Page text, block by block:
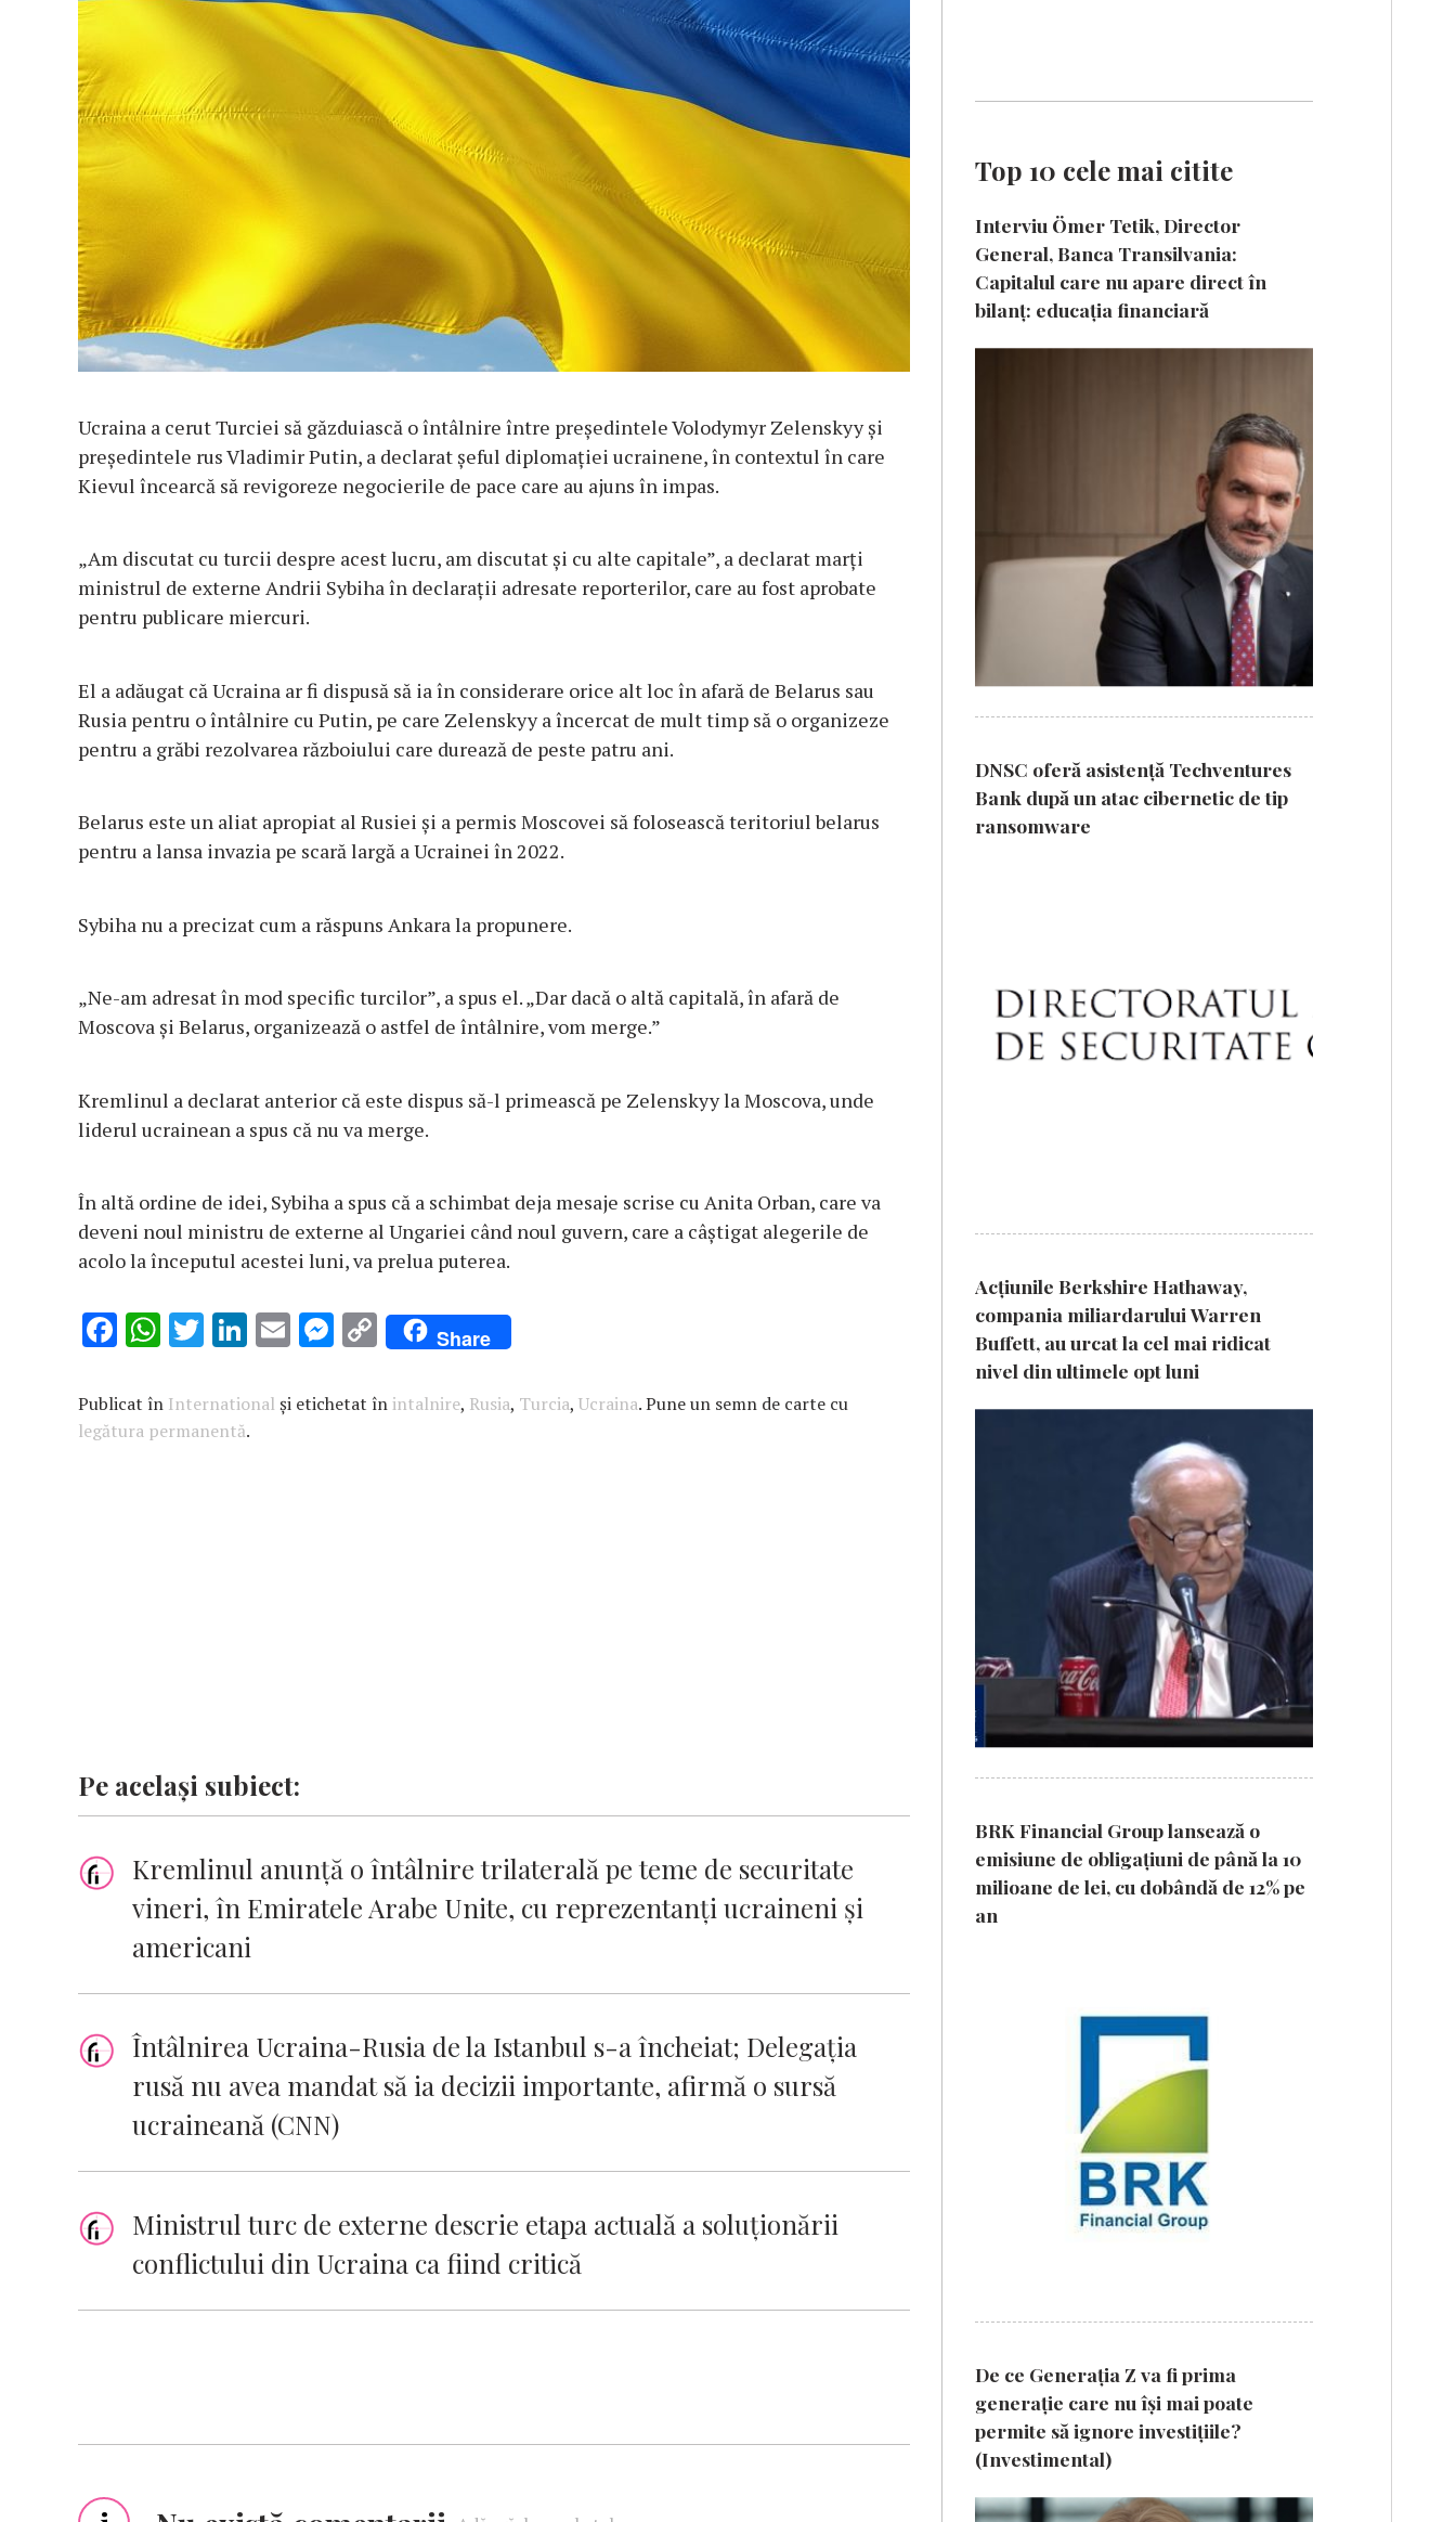
Ucraina a cerut Turciei să găzduiască o întâlnire între președintele Volodymyr Zelenskyy și
președintele rus Vladimir Putin, a declarat șeful diplomației ucrainene, în contextul în care
Kievul încearcă să revigoreze negocierile de pace care au ajuns în impas.
„Am discutat cu turcii despre acest lucru, am discutat și cu alte capitale”, a declarat marți
ministrul de externe Andrii Sybiha în declarații adresate reporterilor, care au fost aprobate
pentru publicare miercuri.
El a adăugat că Ucraina ar fi dispusă să ia în considerare orice alt loc în afară de Belarus sau
Rusia pentru o întâlnire cu Putin, pe care Zelenskyy a încercat de mult timp să o organizeze
pentru a grăbi rezolvarea războiului care durează de peste patru ani.
Belarus este un aliat apropiat al Rusiei și a permis Moscovei să folosească teritoriul belarus
pentru a lansa invazia pe scară largă a Ucrainei în 2022.
Sybiha nu a precizat cum a răspuns Ankara la propunere.
„Ne-am adresat în mod specific turcilor”, a spus el. „Dar dacă o altă capitală, în afară de
Moscova și Belarus, organizează o astfel de întâlnire, vom merge.”
Kremlinul a declarat anterior că este dispus să-l primească pe Zelenskyy la Moscova, unde
liderul ucrainean a spus că nu va merge.
În altă ordine de idei, Sybiha a spus că a schimbat deja mesaje scrise cu Anita Orban, care va
deveni noul ministru de externe al Ungariei când noul guvern, care a câștigat alegerile de
acolo la începutul acestei luni, va prelua puterea.
F
e
b
W
at
s
T
it
te
Li
k
e
E
ai
M
se
C
o
p
Share
Publicat în International și etichetat înintalnire, Rusia, Turcia, Ucraina. Pune un semn de carte cu
legătura permanentă.
Pe același subiect:
Kremlinul anunţă o întâlnire trilaterală pe teme de securitate
vineri, în Emiratele Arabe Unite, cu reprezentanţi ucraineni şi
americani
Întâlnirea Ucraina-Rusia de la Istanbul s-a încheiat; Delegația
rusă nu avea mandat să ia decizii importante, afirmă o sursă
ucraineană (CNN)
Ministrul turc de externe descrie etapa actuală a soluționării
conflictului din Ucraina ca fiind critică
Top 10 cele mai citite
Interviu Ömer Tetik, Director
General, Banca Transilvania:
Capitalul care nu apare direct în
bilanț: educația financiară
DNSC oferă asistență Techventures
Bank după un atac cibernetic de tip
ransomware
Acțiunile Berkshire Hathaway,
compania miliardarului Warren
Buffett, au urcat la cel mai ridicat
nivel din ultimele opt luni
BRK Financial Group lansează o
emisiune de obligațiuni de până la 10
milioane de lei, cu dobândă de 12% pe
an
De ce Generația Z va fi prima
generație care nu își mai poate
permite să ignore investițiile?
(Investimental)